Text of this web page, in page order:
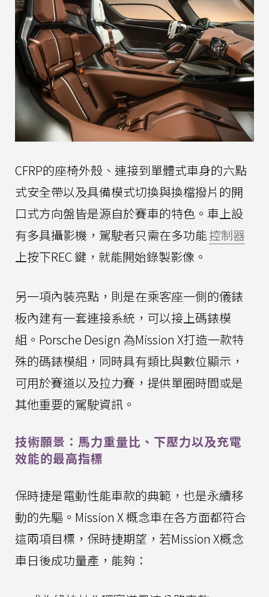
CFRP的座椅外殼、連接到單體式車身的六點
式安全帶以及具備模式切換與換檔撥片的開
口式方向盤皆是源自於賽車的特色。車上設
有多具攝影機，駕駛者只需在多功能控制器
上按下REC 鍵，就能開始錄製影像。
另一項內裝亮點，則是在乘客座一側的儀錶
板內建有一套連接系統，可以接上碼錶模
組。Porsche Design 為Mission X打造一款特
殊的碼錶模組，同時具有類比與數位顯示，
可用於賽道以及拉力賽，提供單圈時間或是
其他重要的駕駛資訊。
技術願景：馬力重量比、下壓力以及充電
效能的最高指標
保時捷是電動性能車款的典範，也是永續移
動的先驅。Mission X 概念車在各方面都符合
這兩項目標，保時捷期望，若Mission X概念
車日後成功量產，能夠：